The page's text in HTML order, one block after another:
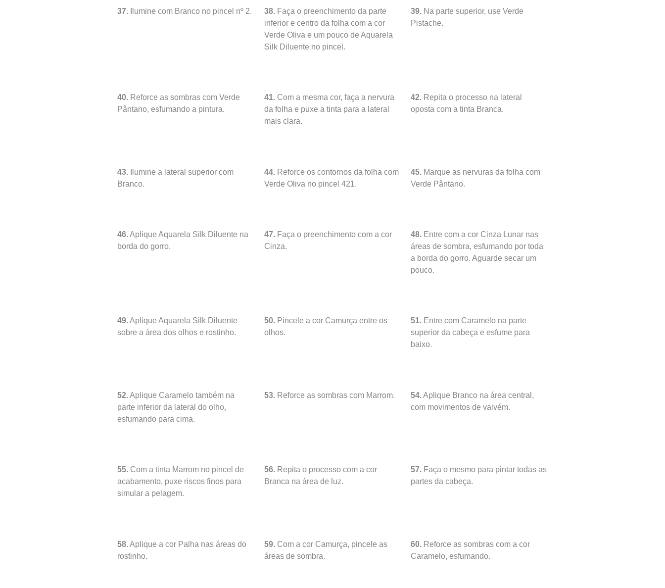
37. Ilumine com Branco no pincel nº 2. 38.Faça o preenchimento da parte
inferior e centro da folha com a cor
Verde Oliva e um pouco de Aquarela
Silk Diluente no pincel.
39. Na parte superior, use Verde
Pistache.
40. Reforce as sombras com Verde
Pântano, esfumando a pintura.
41.Com a mesma cor, faça a nervura
da folha e puxe a tinta para a lateral
mais clara.
42. Repita o processo na lateral
oposta com a tinta Branca.
43. Ilumine a lateral superior com
Branco.
44.Reforce os contornos da folha com
Verde Oliva no pincel 421.
45. Marque as nervuras da folha com
Verde Pântano.
46.Aplique Aquarela Silk Diluente na
borda do gorro.
47.Faça o preenchimento com a cor
Cinza.
48. Entre com a cor Cinza Lunar nas
áreas de sombra, esfumando por toda
a borda do gorro. Aguarde secar um
pouco.
49.Aplique Aquarela Silk Diluente
sobre a área dos olhos e rostinho.
50.Pincele a cor Camurça entre os
olhos.
51. Entre com Caramelo na parte
superior da cabeça e esfume para
baixo.
52.Aplique Caramelo também na
parte inferior da lateral do olho,
esfumando para cima.
53.Reforce as sombras com Marrom. 54.Aplique Branco na área central,
com movimentos de vaivém.
55. Com a tinta Marrom no pincel de
acabamento, puxe riscos finos para
simular a pelagem.
56.Repita o processo com a cor
Branca na área de luz.
57. Faça o mesmo para pintar todas as
partes da cabeça.
58.Aplique a cor Palha nas áreas do
rostinho.
59.Com a cor Camurça, pincele as
áreas de sombra.
60. Reforce as sombras com a cor
Caramelo, esfumando.